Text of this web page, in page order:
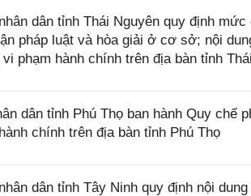
dân tỉnh Thái Nguyên quy định
pháp luật và hòa giải ở cơ sở; nội
phạm hành chính trên địa bàn tỉnh
dân tỉnh Phú Thọ ban hành Quy chế
chính trên địa bàn tỉnh Phú Thọ
dân tỉnh Tây Ninh quy định nội